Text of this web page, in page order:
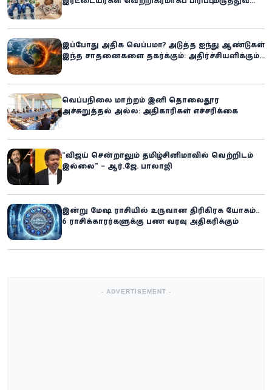
இப்போது அதிக வெப்பமா? அடுத்த ஐந்து ஆண்டுகள்
இந்த சாதனைகளை தகர்க்கும்: அதிர்ச்சியளிக்கும்
வெப்பநிலை மாற்றம் இனி தொலைதூர
அச்சுறுத்தல் அல்ல: அதிகாரிகள் எச்சரிக்கை
“விஜய் சென்றாலும் தமிழ்சினிமாவில் வெற்றிடம்
இல்லை” – ஆர்.ஜே. பாலாஜி
இன்று மேஷ ராசியில் உருவான திரிகிரக யோகம்..
6 ராசிக்காரர்களுக்கு பண வரவு அதிகரிக்கும்
- ADVERTISEMENT -